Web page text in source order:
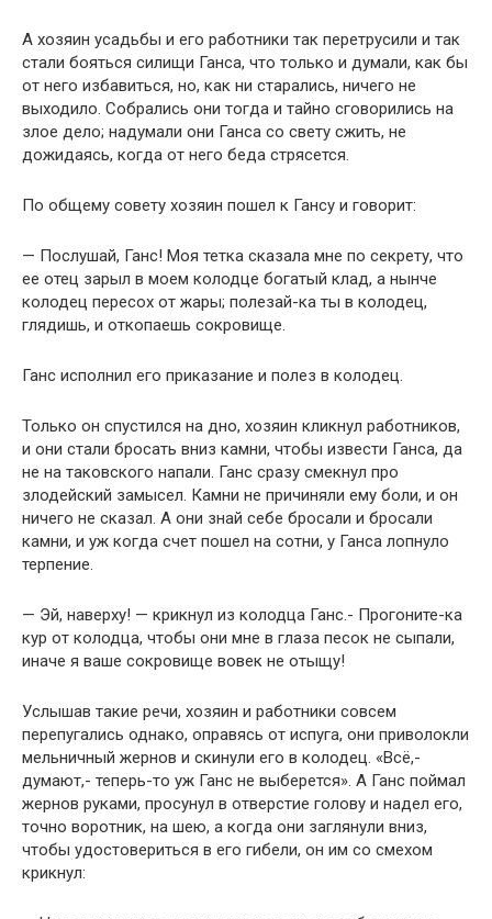
А хозяин усадьбы и его работники так перетрусили и так
стали бояться силищи Ганса, что только и думали, как бы
от него избавиться, но, как ни старались, ничего не
выходило. Собрались они тогда и тайно сговорились на
злое дело; надумали они Ганса со свету сжить, не
дожидаясь, когда от него беда стрясется.
По общему совету хозяин пошел к Гансу и говорит:
— Послушай, Ганс! Моя тетка сказала мне по секрету, что
ее отец зарыл в моем колодце богатый клад, а нынче
колодец пересох от жары; полезай-ка ты в колодец,
глядишь, и откопаешь сокровище.
Ганс исполнил его приказание и полез в колодец.
Только он спустился на дно, хозяин кликнул работников,
и они стали бросать вниз камни, чтобы извести Ганса, да
не на таковского напали. Ганс сразу смекнул про
злодейский замысел. Камни не причиняли ему боли, и он
ничего не сказал. А они знай себе бросали и бросали
камни, и уж когда счет пошел на сотни, у Ганса лопнуло
терпение.
— Эй, наверху! — крикнул из колодца Ганс.- Прогоните-ка
кур от колодца, чтобы они мне в глаза песок не сыпали,
иначе я ваше сокровище вовек не отыщу!
Услышав такие речи, хозяин и работники совсем
перепугались однако, оправясь от испуга, они приволокли
мельничный жернов и скинули его в колодец. «Всё,-
думают,- теперь-то уж Ганс не выберется». А Ганс поймал
жернов руками, просунул в отверстие голову и надел его,
точно воротник, на шею, а когда они заглянули вниз,
чтобы удостовериться в его гибели, он им со смехом
крикнул: